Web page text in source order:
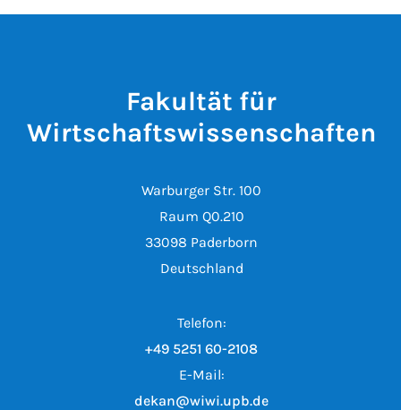
Fakultät für
Wirtschaftswissenschaften
Warburger Str. 100
Raum Q0.210
33098 Paderborn
Deutschland
Telefon:
+49 5251 60-2108
E-Mail:
dekan@wiwi.upb.de